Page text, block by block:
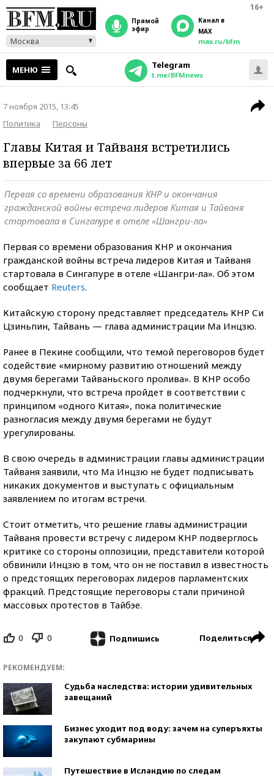
16+
Москва
прямой
эфир
Канал в
MAX
max.ru/bfm
МЕНЮ Telegram
t.me/BFMnews
7 ноября 2015, 13:45
Политика
Персоны
Главы Китая и Тайваня встретились
впервые за 66 лет
Первая со времени образования КНР и окончания
гражданской войны встреча лидеров Китая и Тайваня
стартовала в Сингапуре в отеле «Шангри-ла»
Первая со времени образования КНР и окончания
гражданской войны встреча лидеров Китая и Тайваня
стартовала в Сингапуре в отеле «Шангри-ла». Об этом
сообщает Reuters.
Китайскую сторону представляет председатель КНР Си
Цзиньпин, Тайвань — глава администрации Ма Инцзю.
Ранее в Пекине сообщили, что темой переговоров будет
содействие «мирному развитию отношений между
двумя берегами Тайваньского пролива». В КНР особо
подчеркнули, что встреча пройдет в соответствии с
принципом «одного Китая», пока политические
разногласия между двумя берегами не будут
урегулированы.
В свою очередь в администрации главы администрации
Тайваня заявили, что Ма Инцзю не будет подписывать
никаких документов и выступать с официальным
заявлением по итогам встречи.
Стоит отметить, что решение главы администрации
Тайваня провести встречу с лидером КНР подверглось
критике со стороны оппозиции, представители которой
обвинили Инцзю в том, что он не поставил в известность
о предстоящих переговорах лидеров парламентских
фракций. Предстоящие переговоры стали причиной
массовых протестов в Тайбэе.
0 0 Подпишись Поделиться
РЕКОМЕНДУЕМ:
Судьба наследства: истории удивительных
завещаний
Бизнес уходит под воду: зачем на суперъяхты
закупают субмарины
Путешествие в Исландию по следам